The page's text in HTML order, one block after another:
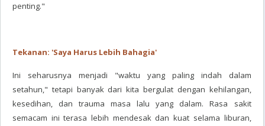
penting."
Tekanan: 'Saya Harus Lebih Bahagia'
Ini seharusnya menjadi "waktu yang paling indah dalam
setahun," tetapi banyak dari kita bergulat dengan kehilangan,
kesedihan, dan trauma masa lalu yang dalam. Rasa sakit
semacam ini terasa lebih mendesak dan kuat selama liburan,